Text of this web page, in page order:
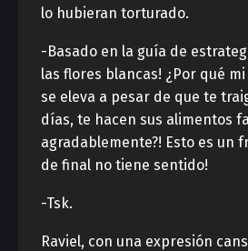
lo hubieran torturado.
-Basado en la guía de
las flores blancas! ¿Por qué
se eleva a pesar de que te
días, te hacen sus alimentos
agradablemente?! Esto es un
de final no tiene sentido!
-Tsk.
Raviel, con una expresión